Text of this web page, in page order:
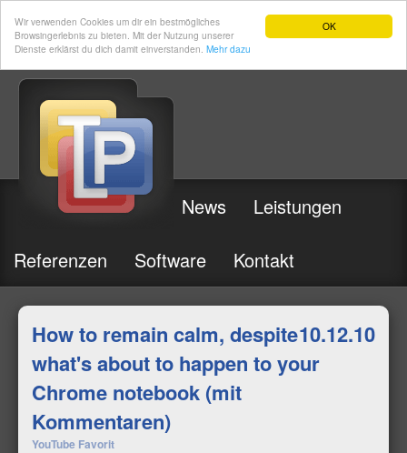
OK
Wir verwenden Cookies um dir ein bestmögliches
Browsingerlebnis zu bieten. Mit der Nutzung unserer
Dienste erklärst du dich damit einverstanden. Mehr dazu
News Leistungen
Referenzen Software Kontakt
10.12.10
How to remain calm, despite
what's about to happen to your
Chrome notebook (mit
Kommentaren)
YouTube Favorit